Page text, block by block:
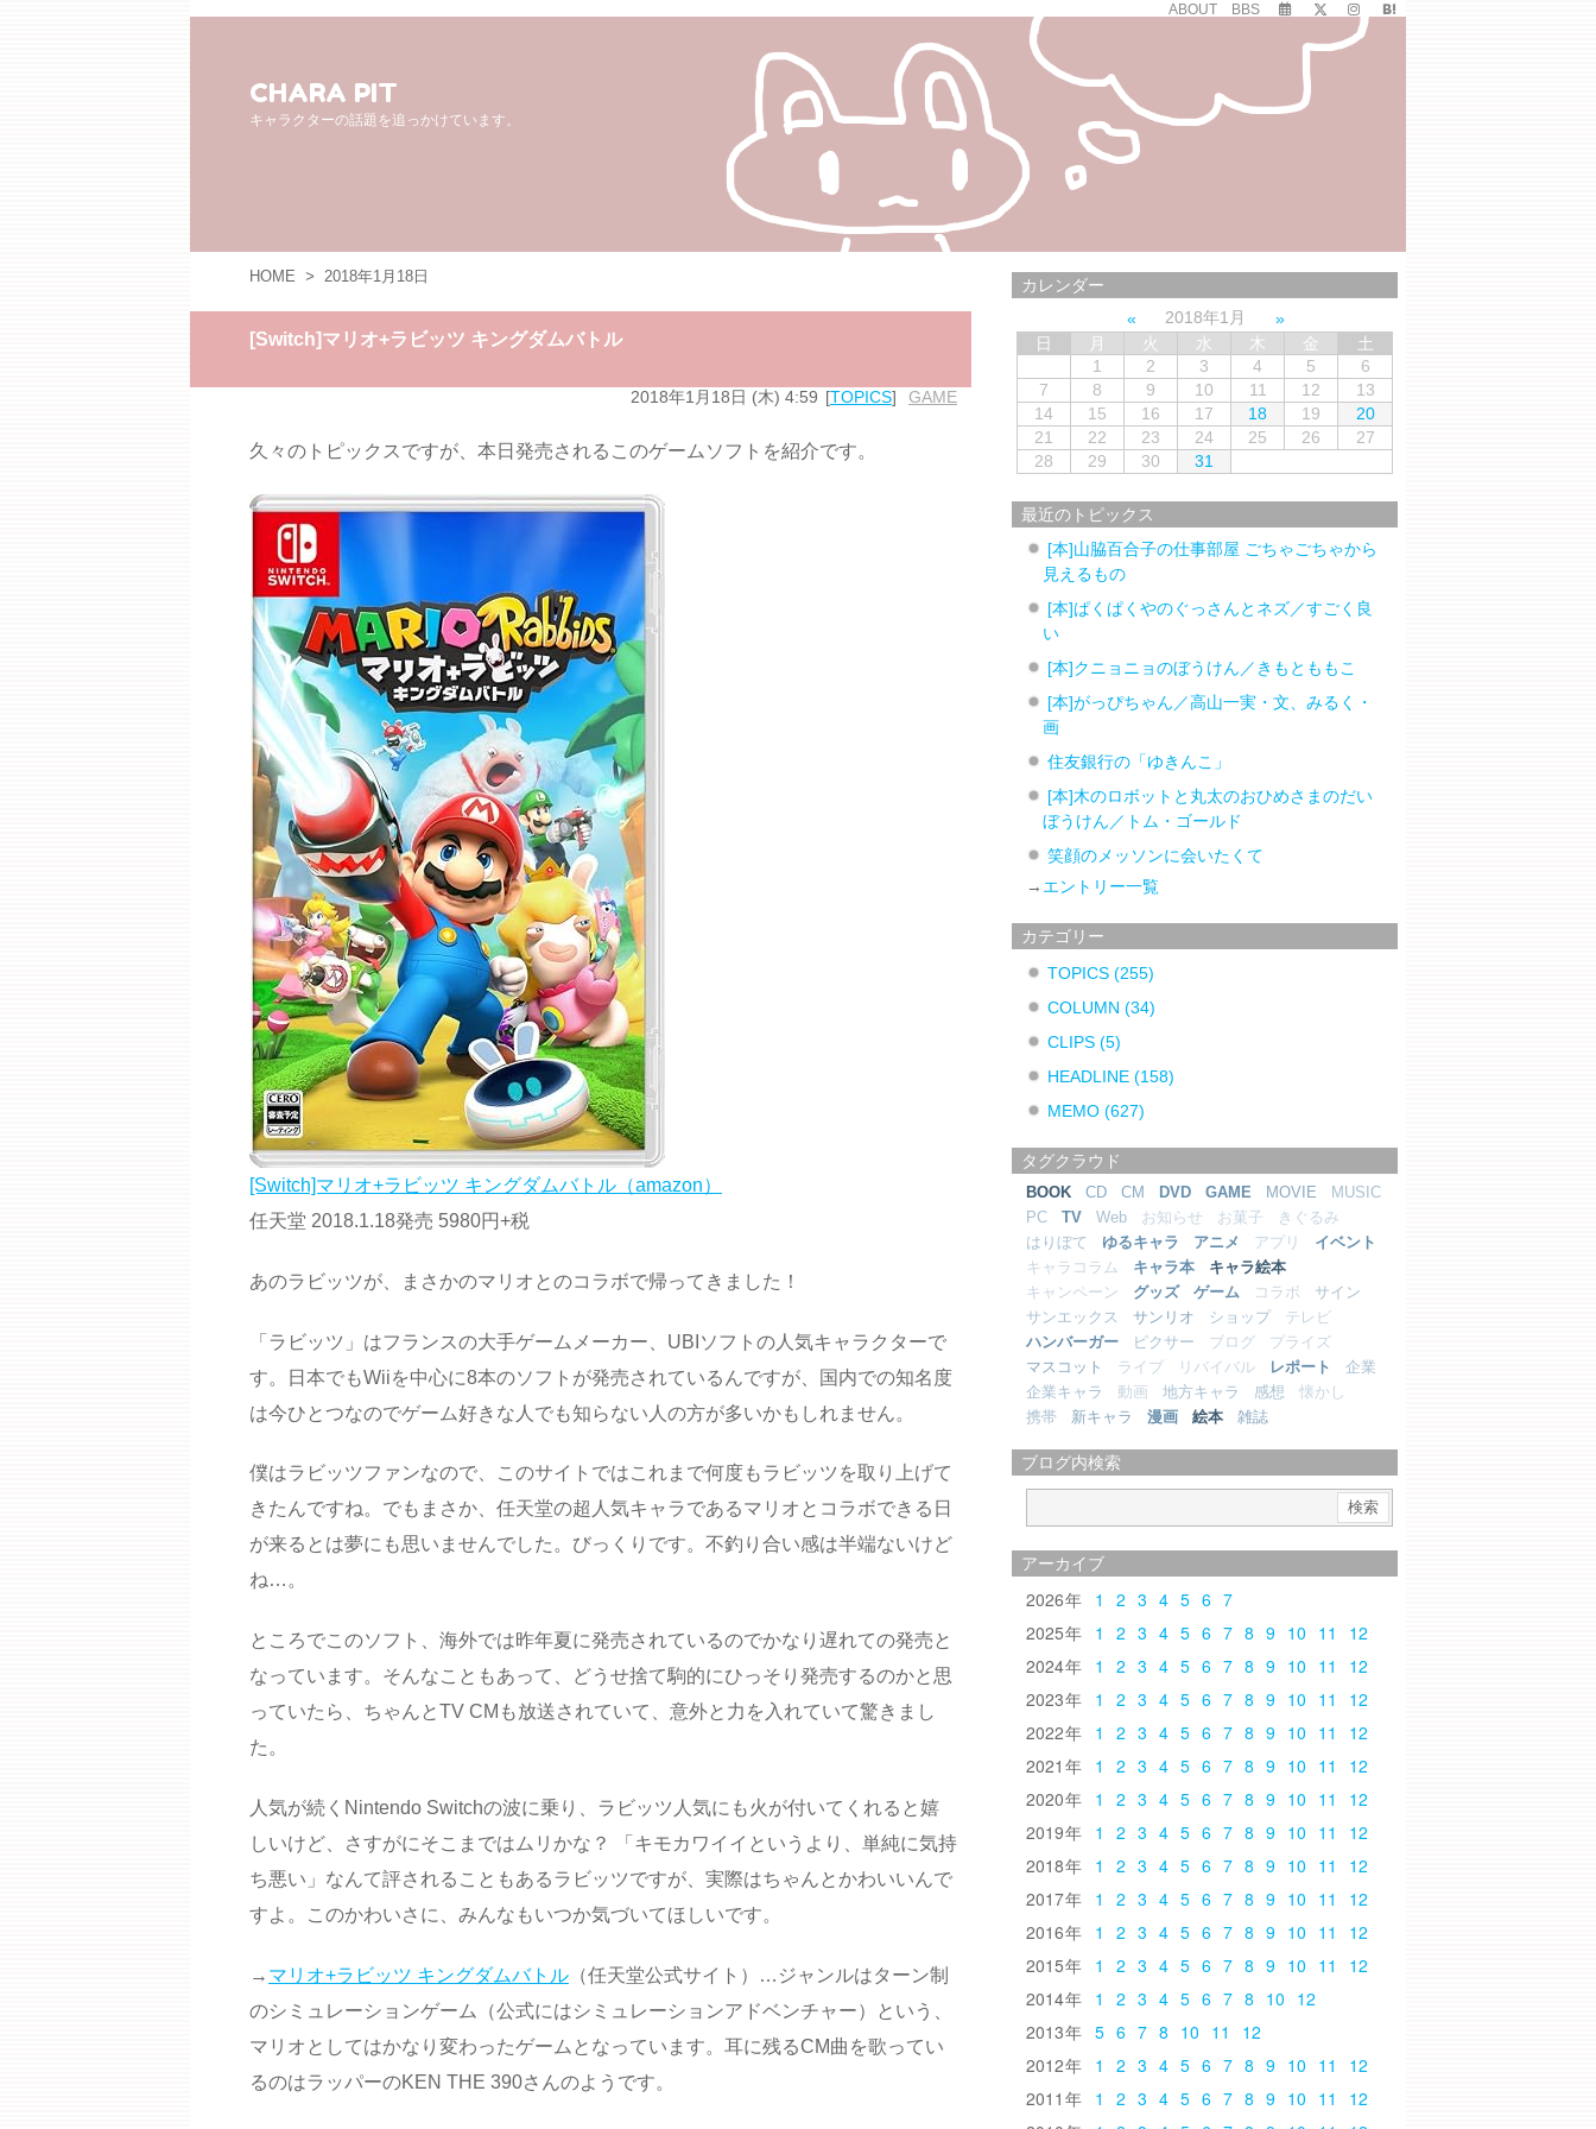
ABOUT BBS
CHARA PIT
キャラクターの話題を追っかけています。
HOME > 2018年1月18日
[Switch]マリオ+ラビッツ キングダムバトル
2018年1月18日 (木) 4:59 TOPICS GAME
久々のトピックスですが、本日発売されるこのゲームソフトを紹介です。
[Switch]マリオ+ラビッツ キングダムバトル（amazon）
任天堂 2018.1.18発売 5980円+税
あのラビッツが、まさかのマリオとのコラボで帰ってきました！
「ラビッツ」はフランスの大手ゲームメーカー、UBIソフトの人気キャラクターで
す。日本でもWiiを中心に8本のソフトが発売されているんですが、国内での知名度
は今ひとつなのでゲーム好きな人でも知らない人の方が多いかもしれません。
僕はラビッツファンなので、このサイトではこれまで何度もラビッツを取り上げて
きたんですね。でもまさか、任天堂の超人気キャラであるマリオとコラボできる日
が来るとは夢にも思いませんでした。びっくりです。不釣り合い感は半端ないけど
ね…。
ところでこのソフト、海外では昨年夏に発売されているのでかなり遅れての発売と
なっています。そんなこともあって、どうせ捨て駒的にひっそり発売するのかと思
っていたら、ちゃんとTV CMも放送されていて、意外と力を入れていて驚きまし
た。
人気が続くNintendo Switchの波に乗り、ラビッツ人気にも火が付いてくれると嬉
しいけど、さすがにそこまではムリかな？ 「キモカワイイというより、単純に気持
ち悪い」なんて評されることもあるラビッツですが、実際はちゃんとかわいいんで
すよ。このかわいさに、みんなもいつか気づいてほしいです。
→ マリオ+ラビッツ キングダムバトル （任天堂公式サイト）…ジャンルはターン制
のシミュレーションゲーム（公式にはシミュレーションアドベンチャー）という、
マリオとしてはかなり変わったゲームとなっています。耳に残るCM曲を歌ってい
るのはラッパーのKEN THE 390さんのようです。
カレンダー
2018年1月
日
月 火 水 木 金
土
1
2 3 4 5
6
7
8 9 10 11 12
13
14
15 16 17 18 19
20
21
22 23 24 25 26
27
28
29 30 31
最近のトピックス
[本]山脇百合子の仕事部屋 ごちゃごちゃから
見えるもの
[本]ぱくぱくやのぐっさんとネズ／すごく良
い
[本]クニョニョのぼうけん／きもとももこ
[本]がっぴちゃん／高山一実・文、みるく・
画
住友銀行の「ゆきんこ」
[本]木のロボットと丸太のおひめさまのだい
ぼうけん／トム・ゴールド
笑顔のメッソンに会いたくて
→ エントリー一覧
カテゴリー
TOPICS(255)
COLUMN(34)
CLIPS(5)
HEADLINE(158)
MEMO(627)
タグクラウド
BOOK CD CM DVD GAME MOVIE
MUSIC
PC
TV Web お知らせ お菓子
きぐるみ
はりぼて
ゆるキャラ アニメ アプリ
イベント
キャラコラム
キャラ本
キャラ絵本
キャンペーン
グッズ ゲーム コラボ
サイン
サンエックス
サンリオ ショップ
テレビ
ハンバーガー
ピクサー ブログ
プライズ
マスコット
ライブ リバイバル レポート
企業
企業キャラ
動画 地方キャラ 感想
懐かし
携帯
新キャラ 漫画 絵本 雑誌
ブログ内検索
アーカイブ
2026 1 2 3 4 5 6 7
2025
1 2 3 4 5 6 7 8 9 10 11
12
2024
1 2 3 4 5 6 7 8 9 10 11
12
2023
1 2 3 4 5 6 7 8 9 10 11
12
2022
1 2 3 4 5 6 7 8 9 10 11
12
2021
1 2 3 4 5 6 7 8 9 10 11
12
2020
1 2 3 4 5 6 7 8 9 10 11
12
2019
1 2 3 4 5 6 7 8 9 10 11
12
2018
1 2 3 4 5 6 7 8 9 10 11
12
2017
1 2 3 4 5 6 7 8 9 10 11
12
2016
1 2 3 4 5 6 7 8 9 10 11
12
2015
1 2 3 4 5 6 7 8 9 10 11
12
2014
1 2 3 4 5 6 7 8 10 12
2013
5 6 7 8 10 11
12
2012
1 2 3 4 5 6 7 8 9 10 11
12
2011
1 2 3 4 5 6 7 8 9 10 11
12